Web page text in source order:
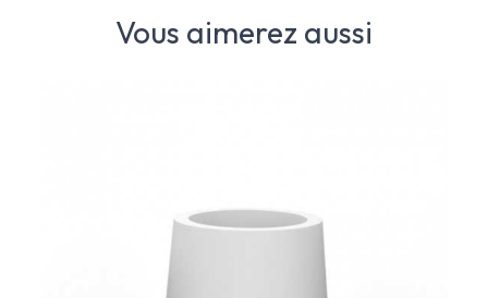
Vous aimerez aussi